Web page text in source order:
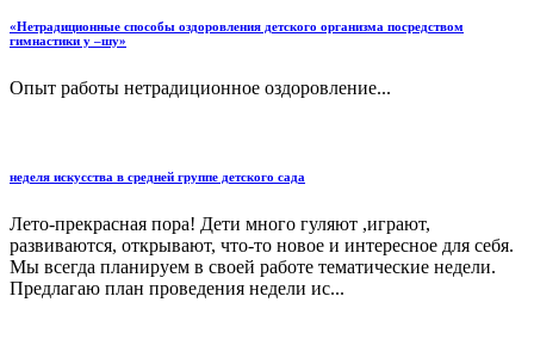
«Нетрадиционные способы оздоровления детского организма посредством
гимнастики у –шу»
Опыт работы нетрадиционное оздоровление...
неделя искусства в средней группе детского сада
Лето-прекрасная пора! Дети много гуляют ,играют,
развиваются, открывают, что-то новое и интересное для себя.
Мы всегда планируем в своей работе тематические недели.
Предлагаю план проведения недели ис...